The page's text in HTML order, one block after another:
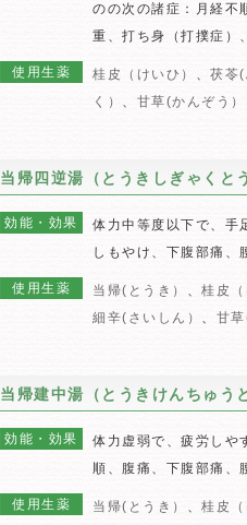
のの次の諸症：月経不
重、打ち身（打撲症）
使用生薬 桂皮（けいひ） 、 茯苓(
く） 、 甘草(かんぞう）
当帰四逆湯（とうきしぎゃくと
効能・効果
体力中等度以下で、手
しもやけ、下腹部痛、
使用生薬 当帰(とうき） 、 桂皮（
細辛(さいしん） 、 甘草
当帰建中湯（とうきけんちゅう
効能・効果
体力虚弱で、疲労しや
順、腹痛、下腹部痛、
使用生薬 当帰(とうき） 、 桂皮（